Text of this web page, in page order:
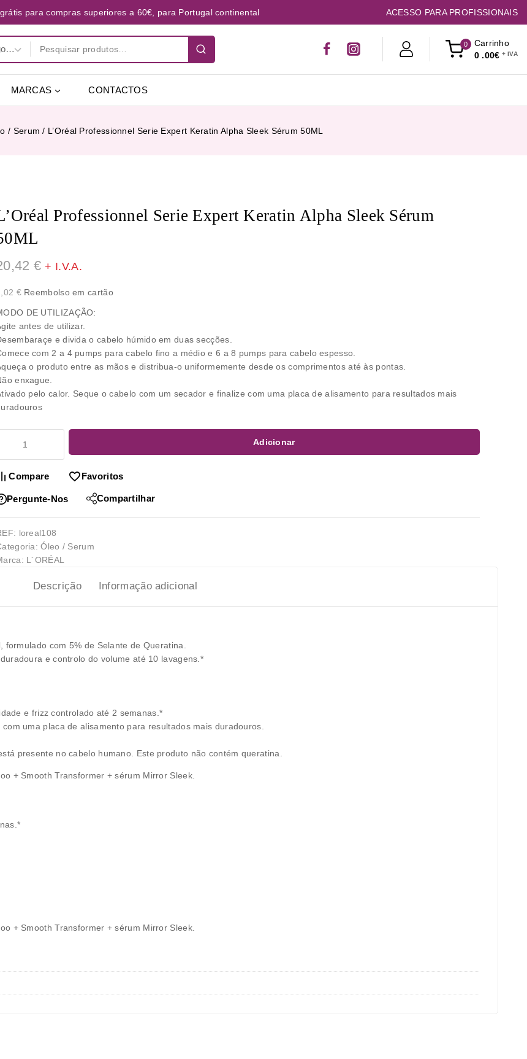
para compras superiores a 60€, para Portugal continental ACESSO PARA PROFISSIONAIS
0
Carrinho
0 .00€
MARCAS CONTACTOS
/ Serum / L’Oréal Professionnel Serie Expert Keratin Alpha Sleek Sérum 50ML
Professionnel Serie Expert Keratin Alpha Sleek Sérum
€ + I.V.A.
€Reembolso em cartão
DE UTILIZAÇÃO:
antes de utilizar.
e divida o cabelo húmido em duas secções.
com 2 a 4 pumps para cabelo fino a médio e 6 a 8 pumps para cabelo espesso.
o produto entre as mãos e distribua-o uniformemente desde os comprimentos até às pontas.
enxague.
pelo calor. Seque o cabelo com um secador e finalize com uma placa de alisamento para resultados mais
Adicionar
Compare Favoritos
Pergunte-Nos Compartilhar
loreal108
Óleo / Serum
L´ORÉAL
Descrição Informação adicional
formulado com 5% de Selante de Queratina.
e controlo do volume até 10 lavagens.*
e frizz controlado até 2 semanas.*
uma placa de alisamento para resultados mais duradouros.
presente no cabelo humano. Este produto não contém queratina.
+ Smooth Transformer + sérum Mirror Sleek.
+ Smooth Transformer + sérum Mirror Sleek.